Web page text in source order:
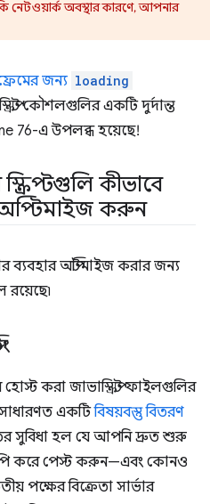
নেটওয়ার্ক অবস্থার কারণে, আপনার
জন্য loading
কৌশলগুলির একটি দুর্দান্ত
76-এ উপলব্ধ হয়েছে!
কীভাবে
করুন
ব্যবহার অপ্টিমাইজ করার জন্য
রয়েছে৷
করা জাভাস্ক্রিপ্ট ফাইলগুলির
সাধারণত একটিবিষয়বস্তু বিতরণ
সুবিধা হল যে আপনি দ্রুত শুরু
করে পেস্ট করুন—এবং কোনও
পক্ষের বিক্রেতা সার্ভার